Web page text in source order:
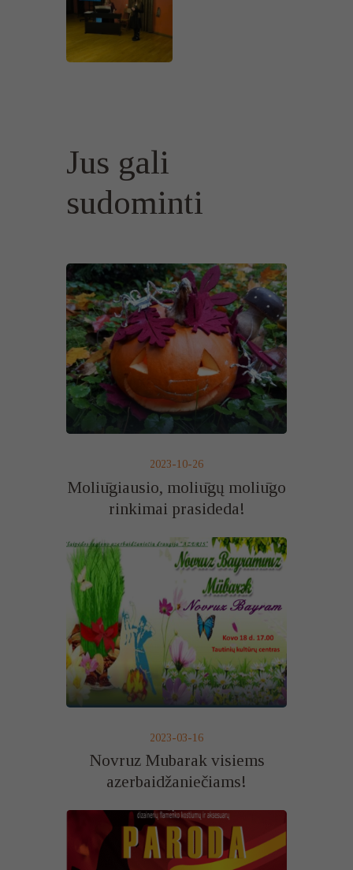
Jus gali
sudominti
2023-10-26
Moliūgiausio, moliūgų moliūgo
rinkimai prasideda!
2023-03-16
Novruz Mubarak visiems
azerbaidžaniečiams!